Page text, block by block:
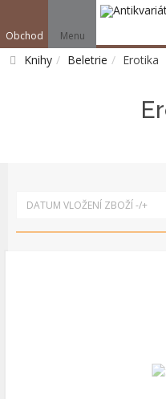
Obchod Menu
Knihy Beletrie Erotika
DATUM VLOŽENÍ ZBOŽÍ -/+